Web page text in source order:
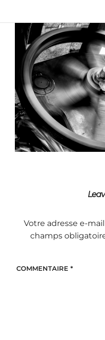
Votre adresse e-
champs
COMMENTAIRE *